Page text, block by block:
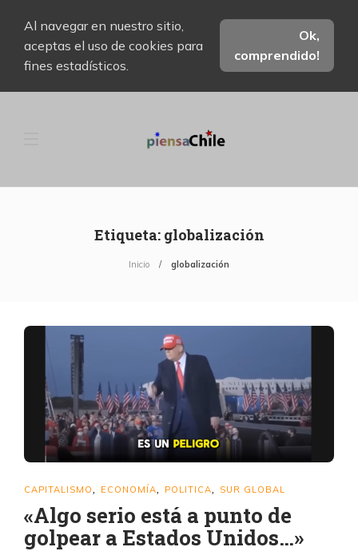
Al navegar en nuestro sitio,
aceptas el uso de cookies para
fines estadísticos.
Ok,
comprendido!
Etiqueta: globalización
Inicio globalización
CAPITALISMO ECONOMÍA POLITICA SUR GLOBAL
«Algo serio está a punto de
golpear a Estados Unidos…»